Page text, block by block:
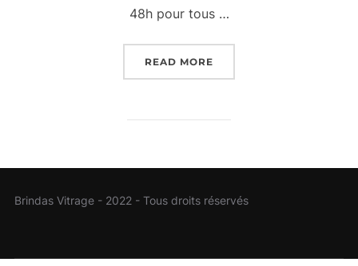
48h pour tous …
READ MORE
Brindas Vitrage - 2022 - Tous droits réservés